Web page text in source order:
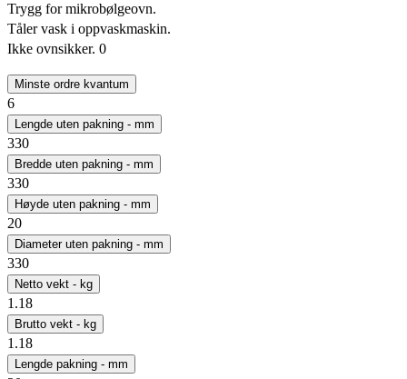
Trygg for mikrobølgeovn.
Tåler vask i oppvaskmaskin.
Ikke ovnsikker. 0
Minste ordre kvantum
6
Lengde uten pakning - mm
330
Bredde uten pakning - mm
330
Høyde uten pakning - mm
20
Diameter uten pakning - mm
330
Netto vekt - kg
1.18
Brutto vekt - kg
1.18
Lengde pakning - mm